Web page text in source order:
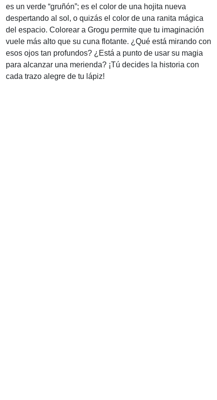
es un verde “gruñón”; es el color de una hojita nueva
despertando al sol, o quizás el color de una ranita mágica
del espacio. Colorear a Grogu permite que tu imaginación
vuele más alto que su cuna flotante. ¿Qué está mirando con
esos ojos tan profundos? ¿Está a punto de usar su magia
para alcanzar una merienda? ¡Tú decides la historia con
cada trazo alegre de tu lápiz!